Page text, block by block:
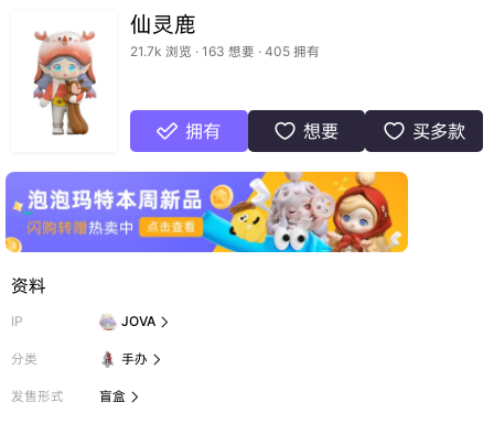
仙灵鹿
21.7k 浏览 · 163 想要 · 405 拥有
 拥有  想要  买多款
资料
IP JOVA 
分类 手办 
发售形式 盲盒 